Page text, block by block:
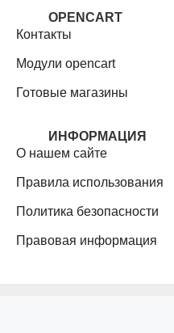
OPENCART
Контакты
Модули opencart
Готовые магазины
ИНФОРМАЦИЯ
О нашем сайте
Правила использования
Политика безопасности
Правовая информация